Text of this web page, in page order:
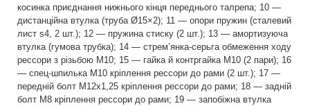
косинка приєднання нижнього кінця переднього талрепа; 10 —
дистанційна втулка (труба Ø15×2); 11 — опори пружин (сталевий
лист s4, 2 шт.); 12 — пружина стиску (2 шт.); 13 — амортизуюча
втулка (гумова трубка); 14 — стрем’янка-серьга обмеження ходу
рессори з різьбою М10; 15 — гайка й контргайка М10 (2 пари); 16
— спец-шпилька М10 кріплення рессори до рами (2 шт.); 17 —
передній болт M12x1,25 кріплення рессори до рами; 18 — задній
болт М8 кріплення рессори до рами; 19 — запобіжна втулка